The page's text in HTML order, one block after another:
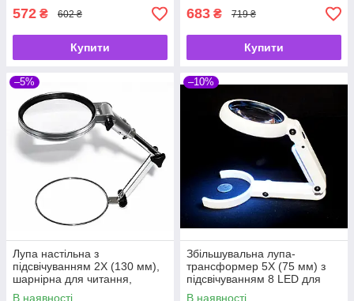
572 ₴ 602 ₴
Купити
683 ₴ 719 ₴
Купити
–5%
Лупа настільна з
підсвічуванням 2X (130 мм),
шарнірна для читання,
рукоділля та ремонту
В наявності
–10%
Збільшувальна лупа-
трансформер 5X (75 мм) з
підсвічуванням 8 LED для
читання, рукоділля та
В наявності